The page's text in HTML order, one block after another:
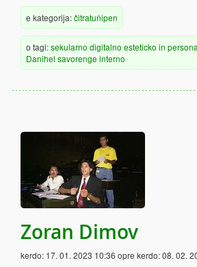
e kategorija:čitratuňipen
o tagi:sekularno digitalno esteticko in persona
Danihel savorenge interno
Zoran Dimov
kerdo: 17. 01. 2023 10:36 opre kerdo:08. 02.